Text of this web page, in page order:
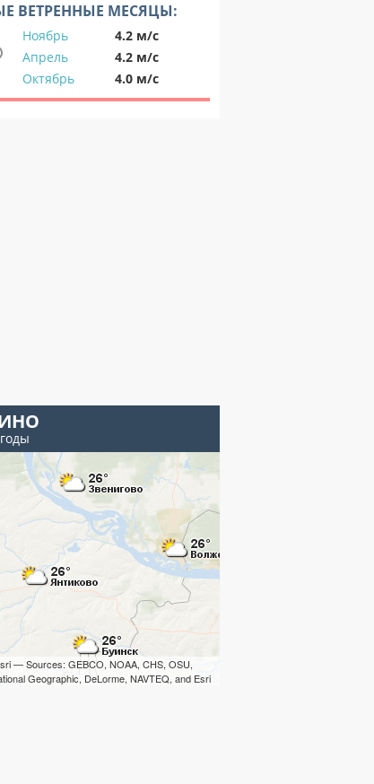
ВЕТРЕННЫЕ МЕСЯЦЫ:
Ноябрь
4.2 м/с
Апрель
4.2 м/с
Октябрь
4.0 м/с
— Sources: GEBCO, NOAA, CHS, OSU,
Geographic, DeLorme, NAVTEQ, and Esri